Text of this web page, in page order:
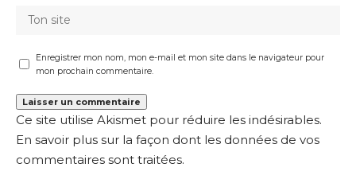
Enregistrer mon nom, mon e-mail et mon site dans le navigateur pour
mon prochain commentaire.
Ce site utilise Akismet pour réduire les indésirables.
En savoir plus sur la façon dont les données de vos
commentaires sont traitées.